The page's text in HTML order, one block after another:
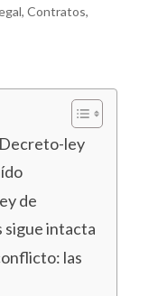
, Contratos,
Decreto-ley
de
sigue intacta
las